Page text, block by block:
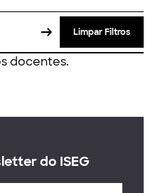
Limpar Filtros
docentes.
do ISEG